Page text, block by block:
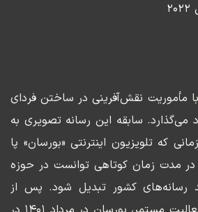
با مأموریت نقش‌آفرینی در ساختن فردای
می‌گذارد. سابقه این رسانه تصویری به
زمانی که تلویزیون اینترنتی «بورسان» پا
مدت زمان کوتاهی توانست در حوزه
رسانه‌های کشور تبدیل شود. پس از